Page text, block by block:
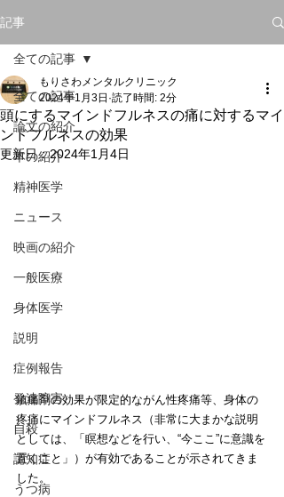
記事
全ての記事
論文の紹介
本の紹介
精神医学
ニュース
映画の紹介
一般医療
身体医学
説明
症例報告
発達障害
自殺
認知症
うつ病
全ての記事
頭にするマインドフルネスの痛に対するマイ
ンドフルネスの効果
もりさわメンタルクリニック
2024年1月3日 読了時間: 2分
更新日：2024年1月4日
鎮痛剤の効果が限定的ながん性疼痛等、身体の
疼痛にマインドフルネス（非常に大まかな説明
としては、「瞑想などを行い、“今ここ”に意識を
置くこと」）が有効であることが示されてきま
した。